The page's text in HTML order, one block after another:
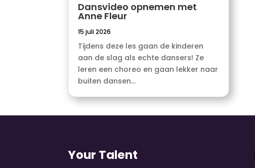
Dansvideo opnemen met
Anne Fleur
15 juli 2026
Tijdens deze les gaan de kinderen
aan de slag als echte dansers! Ze
leren een choreo en gaan lekker naar
buiten dansen...
Your Talent